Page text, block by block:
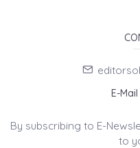
E-
By subscribing to E-
to